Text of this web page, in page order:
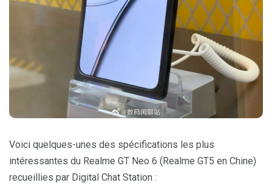
Voici quelques-unes des spécifications les plus
intéressantes du Realme GT Neo 6 (Realme GT5 en Chine)
recueillies par Digital Chat Station :